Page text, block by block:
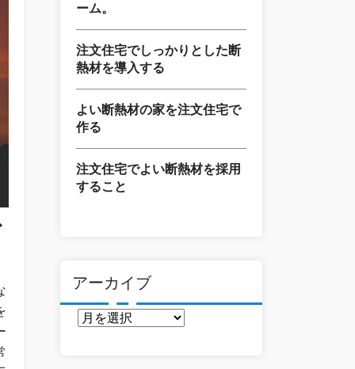
ーム。
注文住宅でしっかりとした断
熱材を導入する
よい断熱材の家を注文住宅で
作る
注文住宅でよい断熱材を採用
すること
アーカイブ